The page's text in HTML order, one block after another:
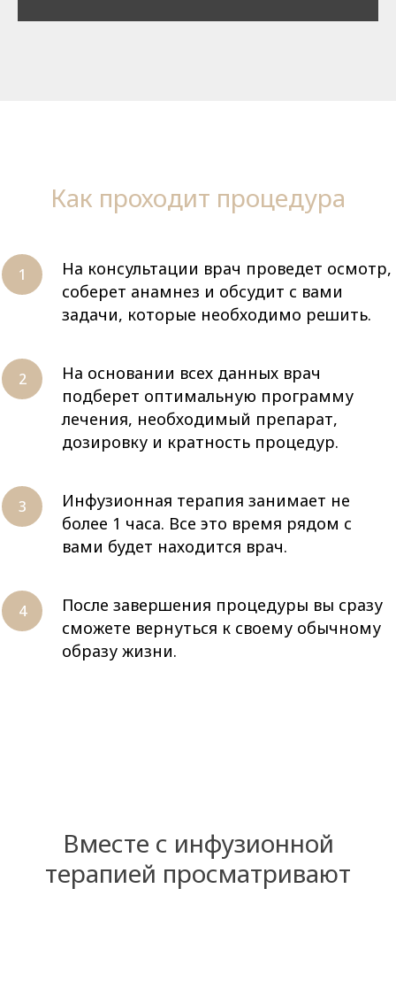
Как проходит процедура
На консультации врач проведет осмотр,
соберет анамнез и обсудит с вами
задачи, которые необходимо решить.
На основании всех данных врач
подберет оптимальную программу
лечения, необходимый препарат,
дозировку и кратность процедур.
Инфузионная терапия занимает не
более 1 часа. Все это время рядом с
вами будет находится врач.
После завершения процедуры вы сразу
сможете вернуться к своему обычному
образу жизни.
Вместе с инфузионной
терапией просматривают